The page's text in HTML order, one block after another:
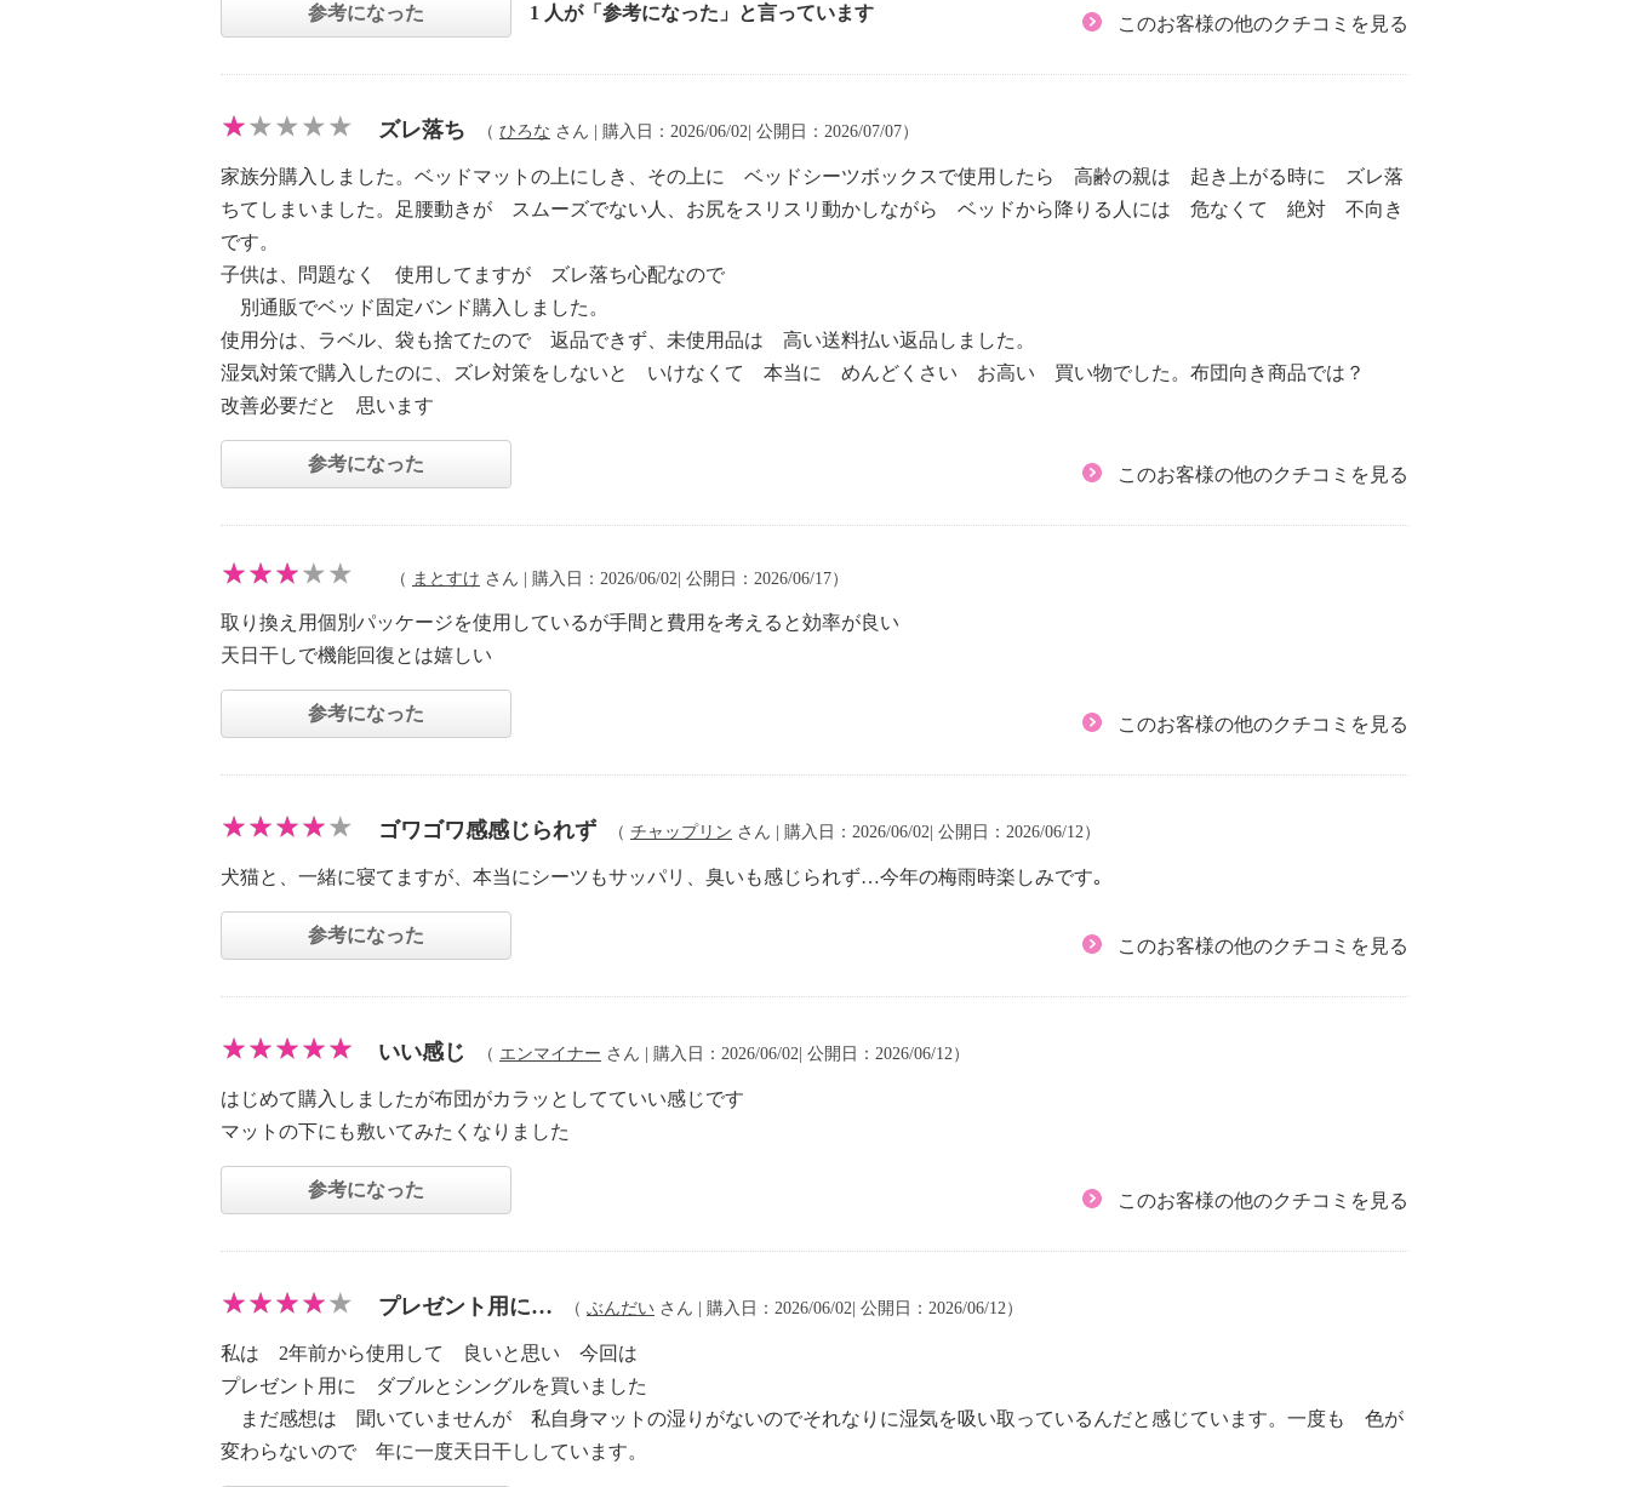
参考になった 1 人が「参考になった」と言っています
このお客様の他のクチコミを見る
ズレ落ち （ ひろな さん | 購入日：2026/06/02| 公開日：2026/07/07）
家族分購入しました。ベッドマットの上にしき、その上に ベッドシーツボックスで使用したら 高齢の親は 起き上がる時に ズレ落
ちてしまいました。足腰動きが スムーズでない人、お尻をスリスリ動かしながら ベッドから降りる人には 危なくて 絶対 不向き
です。
子供は、問題なく 使用してますが ズレ落ち心配なので
別通販でベッド固定バンド購入しました。
使用分は、ラベル、袋も捨てたので 返品できず、未使用品は 高い送料払い返品しました。
湿気対策で購入したのに、ズレ対策をしないと いけなくて 本当に めんどくさい お高い 買い物でした。布団向き商品では？
改善必要だと 思います
参考になった
このお客様の他のクチコミを見る
（ まとすけ さん | 購入日：2026/06/02| 公開日：2026/06/17）
取り換え用個別パッケージを使用しているが手間と費用を考えると効率が良い
天日干しで機能回復とは嬉しい
参考になった
このお客様の他のクチコミを見る
ゴワゴワ感感じられず （ チャップリン さん | 購入日：2026/06/02| 公開日：2026/06/12）
犬猫と、一緒に寝てますが、本当にシーツもサッパリ、臭いも感じられず…今年の梅雨時楽しみです｡
参考になった
このお客様の他のクチコミを見る
いい感じ （ エンマイナー さん | 購入日：2026/06/02| 公開日：2026/06/12）
はじめて購入しましたが布団がカラッとしてていい感じです
マットの下にも敷いてみたくなりました
参考になった
このお客様の他のクチコミを見る
プレゼント用に… （ ぶんだい さん | 購入日：2026/06/02| 公開日：2026/06/12）
私は 2年前から使用して 良いと思い 今回は
プレゼント用に ダブルとシングルを買いました
まだ感想は 聞いていませんが 私自身マットの湿りがないのでそれなりに湿気を吸い取っているんだと感じています。一度も 色が
変わらないので 年に一度天日干ししています。